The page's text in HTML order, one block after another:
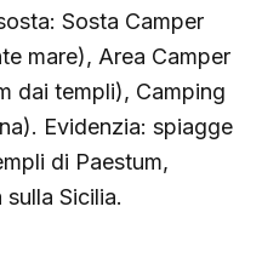
Sosta Camper
mare), Area Camper
dai templi), Camping
Evidenzia: spiagge
di Paestum,
Sicilia.